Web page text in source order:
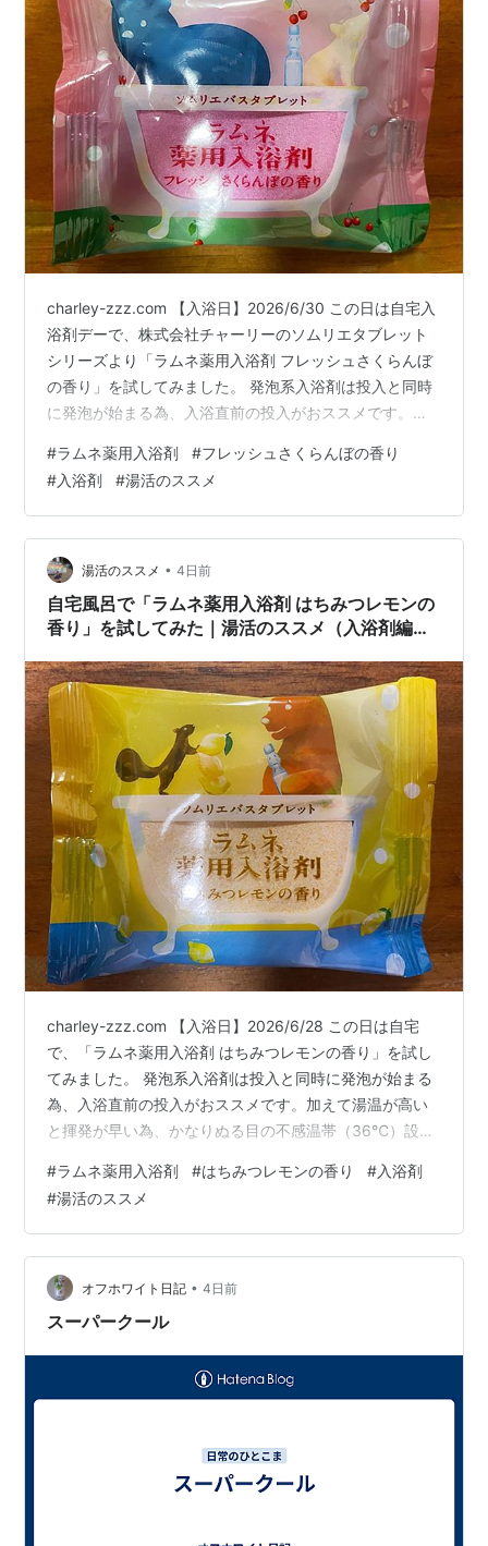
charley-zzz.com 【入浴日】2026/6/30 この日は自宅入
浴剤デーで、株式会社チャーリーのソムリエタブレット
シリーズより「ラムネ薬用入浴剤 フレッシュさくらんぼ
の香り」を試してみました。 発泡系入浴剤は投入と同時
に発泡が始まる為、入浴直前の投入がおススメです。加
帯（36℃）設定。 という訳でまずは入浴前の沐浴で全身
お清め。 全身洗い終えたところで、開封してみるとさく
らんぼ色のタブレット。 それでは、そのさくらんぼ色の
タブレットをドボンと湯船に投入。投入するとさくらん
ぼ色の気泡がシュワシュワと湯の中に広がっていきま
す。 手早くさ…
#ラムネ薬用入浴剤 #フレッシュさくらんぼの香り
#入浴剤 #湯活のススメ
湯活のススメ • 4日前
自宅風呂で「ラムネ薬用入浴剤 はちみつレモンの
香り」を試してみた｜湯活のススメ（入浴剤編）
charley-zzz.com 【入浴日】2026/6/28 この日は自宅
で、「ラムネ薬用入浴剤 はちみつレモンの香り」を試し
てみました。 発泡系入浴剤は投入と同時に発泡が始まる
為、入浴直前の投入がおススメです。加えて湯温が高い
と揮発が早い為、かなりぬる目の不感温帯（36℃）設
洗い終えたところで、開封し掌に開けてみるとレモンイ
エローのタブレット。 それでは、そのレモンイエローの
タブレットをドボンと湯船に投入すると、すかさずレモ
ンイエローのナノバブルがシュワシュワと湯の中に広が
っていきます。 手早くレモンイエローのナノバブルに身
を沈めると、むふ…
#ラムネ薬用入浴剤 #はちみつレモンの香り #入浴剤
#湯活のススメ
オフホワイト日記 • 4日前
スーパークール